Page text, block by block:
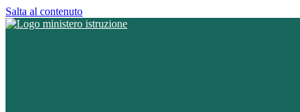
Salta al contenuto